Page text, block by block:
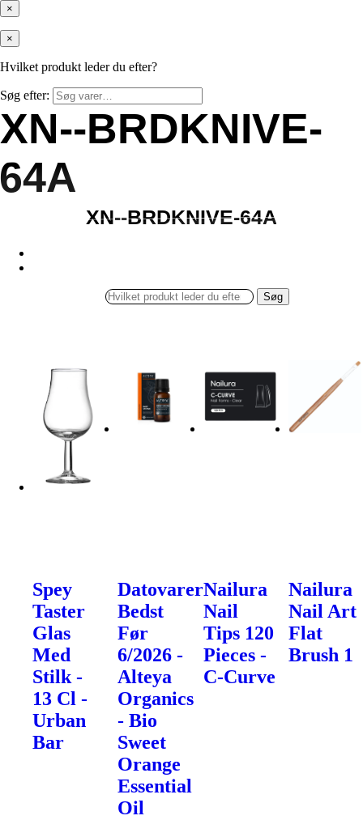
×
×
Hvilket produkt leder du efter?
Søg efter:
XN--BRDKNIVE-
64A
BRDKNIVE-
XN--BRDKNIVE-64A
XN--BRDKNIVE-64A
Søg
Spey
Taster
Glas
Med
Stilk -
13 Cl -
Urban
Bar
Datovarer
Bedst
Før
6/2026 -
Alteya
Organics
- Bio
Sweet
Orange
Essential
Oil
Nailura
Nail
Tips 120
Pieces -
C-Curve
Nailura
Nail Art
Flat
Brush 1